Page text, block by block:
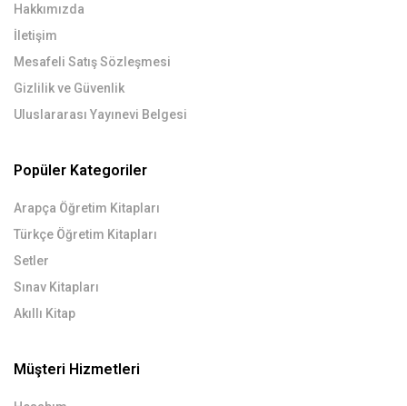
Hakkımızda
İletişim
Mesafeli Satış Sözleşmesi
Gizlilik ve Güvenlik
Uluslararası Yayınevi Belgesi
Popüler Kategoriler
Arapça Öğretim Kitapları
Türkçe Öğretim Kitapları
Setler
Sınav Kitapları
Akıllı Kitap
Müşteri Hizmetleri